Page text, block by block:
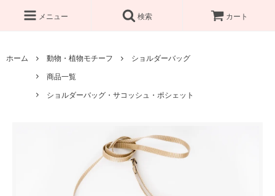
メニュー 検索 カート
ホーム 動物・植物モチーフ
ショルダーバッグ
商品一覧
ショルダーバッグ・サコッシュ・ポシェット